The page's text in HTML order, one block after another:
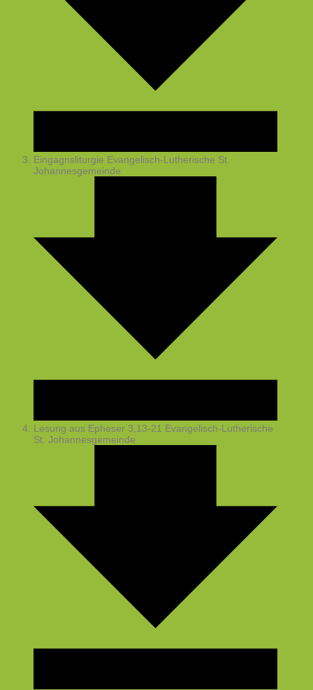
Eingagnsliturgie Evangelisch-Lutherische St.
Johannesgemeinde
Lesung aus Epheser 3,13-21 Evangelisch-Lutherische
St. Johannesgemeinde